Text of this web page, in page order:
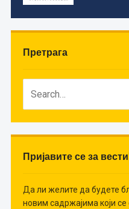
Претрага
Пријавите се за
Да ли желите да будете
новим садржајима који се